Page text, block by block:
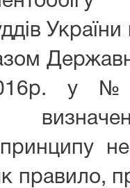
у
правило,